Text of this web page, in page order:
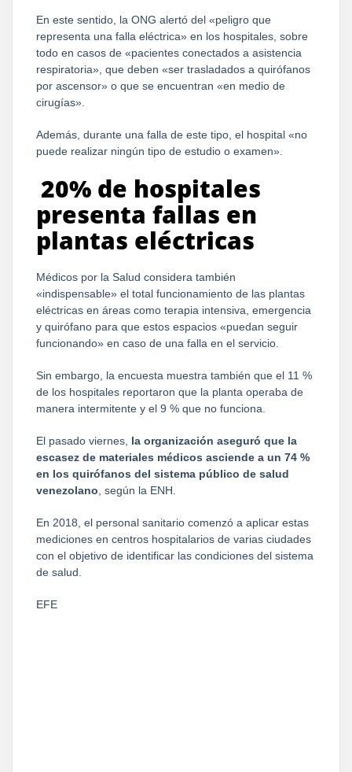
En este sentido, la ONG alertó del «peligro que
representa una falla eléctrica» en los hospitales, sobre
todo en casos de «pacientes conectados a asistencia
respiratoria», que deben «ser trasladados a quirófanos
por ascensor» o que se encuentran «en medio de
cirugías».
Además, durante una falla de este tipo, el hospital «no
puede realizar ningún tipo de estudio o examen».
20% de hospitales
presenta fallas en
plantas eléctricas
Médicos por la Salud considera también
«indispensable» el total funcionamiento de las plantas
eléctricas en áreas como terapia intensiva, emergencia
y quirófano para que estos espacios «puedan seguir
funcionando» en caso de una falla en el servicio.
Sin embargo, la encuesta muestra también que el 11 %
de los hospitales reportaron que la planta operaba de
manera intermitente y el 9 % que no funciona.
El pasado viernes, la organización aseguró que la
escasez de materiales médicos asciende a un 74 %
en los quirófanos del sistema público de salud
venezolano, según la ENH.
En 2018, el personal sanitario comenzó a aplicar estas
mediciones en centros hospitalarios de varias ciudades
con el objetivo de identificar las condiciones del sistema
de salud.
EFE